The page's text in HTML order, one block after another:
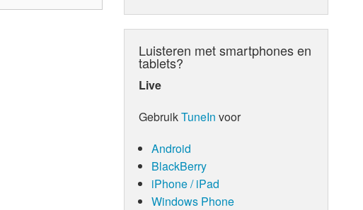
Luisteren met smartphones en
tablets?
Live
GebruikTuneIn voor
Android
BlackBerry
iPhone / iPad
Windows Phone